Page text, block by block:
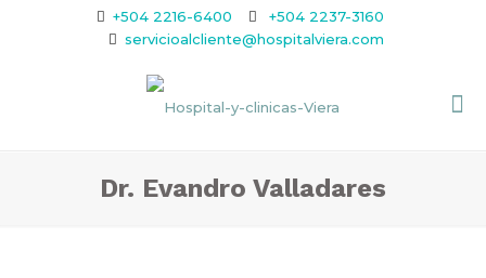
+504 2216-6400
+504 2237-3160
servicioalcliente@hospitalviera.com
Dr. Evandro Valladares